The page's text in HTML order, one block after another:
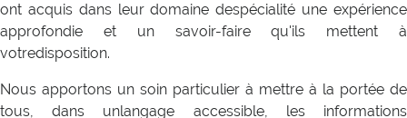
ont acquis dans leur domaine despécialité une expérience
approfondie et un savoir-faire qu'ils mettent à
votredisposition.
Nous apportons un soin particulier à mettre à la portée de
tous, dans unlangage accessible, les informations